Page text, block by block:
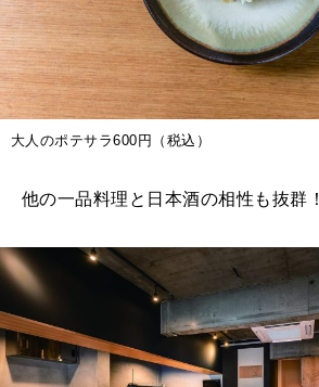
大人のポテサラ600円（税込）
他の一品料理と日本酒の相性も抜群！